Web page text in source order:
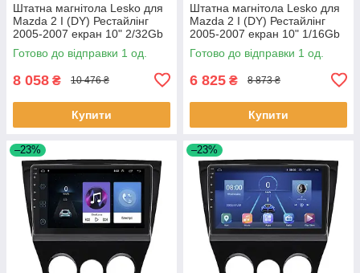
Штатна магнітола Lesko для
Mazda 2 I (DY) Рестайлінг
2005-2007 екран 10" 2/32Gb
Wi-Fi GPS Base 1 шт.
Готово до відправки 1 од.
8 058 ₴ 10 476 ₴
Купити
Штатна магнітола Lesko для
Mazda 2 I (DY) Рестайлінг
2005-2007 екран 10" 1/16Gb
Wi-Fi GPS Base 1 шт.
Готово до відправки 1 од.
6 825 ₴ 8 873 ₴
Купити
–23% –23%